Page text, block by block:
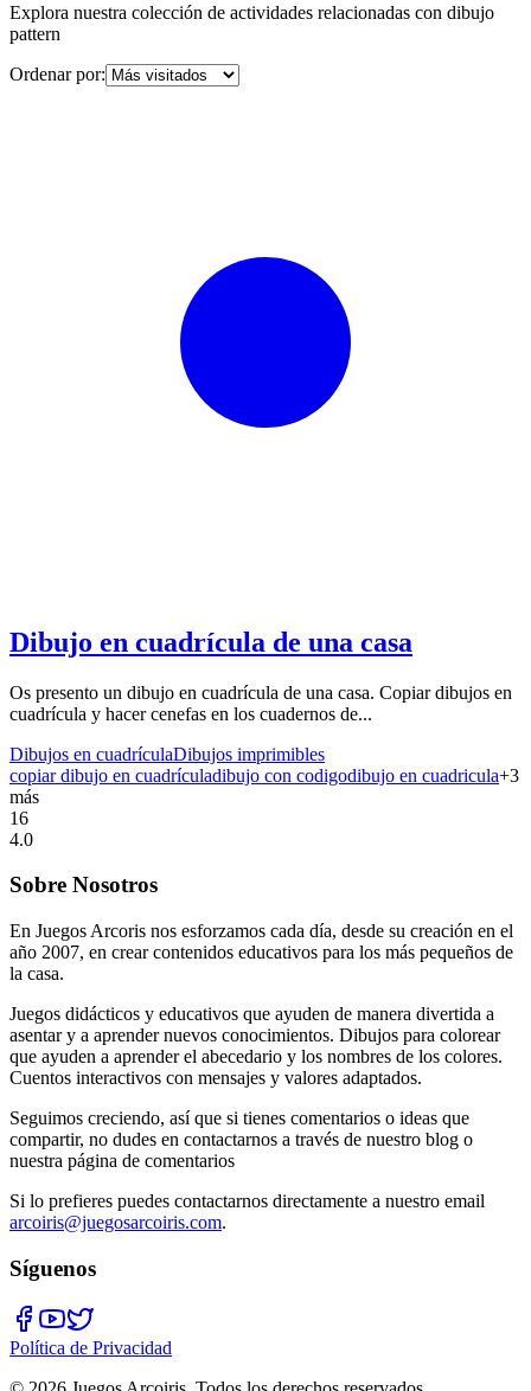
Explora nuestra colección de actividades relacionadas con dibujo
pattern
Ordenar por:
Dibujo en cuadrícula de una casa
Os presento un dibujo en cuadrícula de una casa. Copiar dibujos en
cuadrícula y hacer cenefas en los cuadernos de...
Dibujos en cuadrículaDibujos imprimibles
copiar dibujo en cuadrículadibujo con codigodibujo en cuadricula+3
más
16
4.0
Sobre Nosotros
En Juegos Arcoris nos esforzamos cada día, desde su creación en el
año 2007, en crear contenidos educativos para los más pequeños de
la casa.
Juegos didácticos y educativos que ayuden de manera divertida a
asentar y a aprender nuevos conocimientos. Dibujos para colorear
que ayuden a aprender el abecedario y los nombres de los colores.
Cuentos interactivos con mensajes y valores adaptados.
Seguimos creciendo, así que si tienes comentarios o ideas que
compartir, no dudes en contactarnos a través de nuestro blog o
nuestra página de comentarios
Si lo prefieres puedes contactarnos directamente a nuestro email
arcoiris@juegosarcoiris.com.
Síguenos
Política de Privacidad